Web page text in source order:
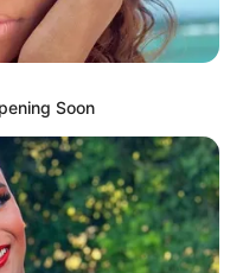
Utara, Indonesia, 25
Soon